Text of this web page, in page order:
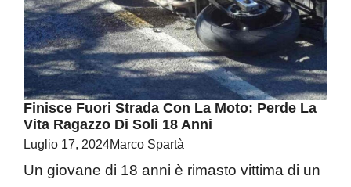
Finisce Fuori Strada Con La Moto: Perde La
Vita Ragazzo Di Soli 18 Anni
Luglio 17, 2024Marco Spartà
Un giovane di 18 anni è rimasto vittima di un